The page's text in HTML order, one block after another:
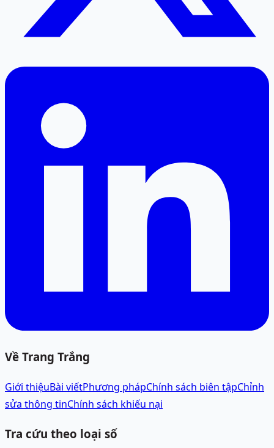
Về Trang Trắng
Giới thiệuBài viếtPhương phápChính sách biên tậpChỉnh
sửa thông tinChính sách khiếu nại
Tra cứu theo loại số